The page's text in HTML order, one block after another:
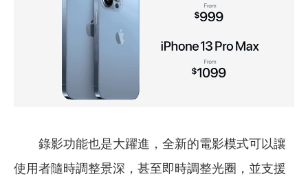
錄影功能也是大躍進，全新的電影模式可以讓
使用者隨時調整景深，甚至即時調整光圈，並支援